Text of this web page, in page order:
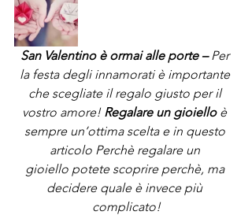
San Valentino è ormai alle porte – Per
la festa degli innamorati è importante
che scegliate il regalo giusto per il
vostro amore! Regalare un gioiello è
sempre un’ottima scelta e in questo
articolo Perchè regalare un
gioiello potete scoprire perchè, ma
decidere quale è invece più
complicato!